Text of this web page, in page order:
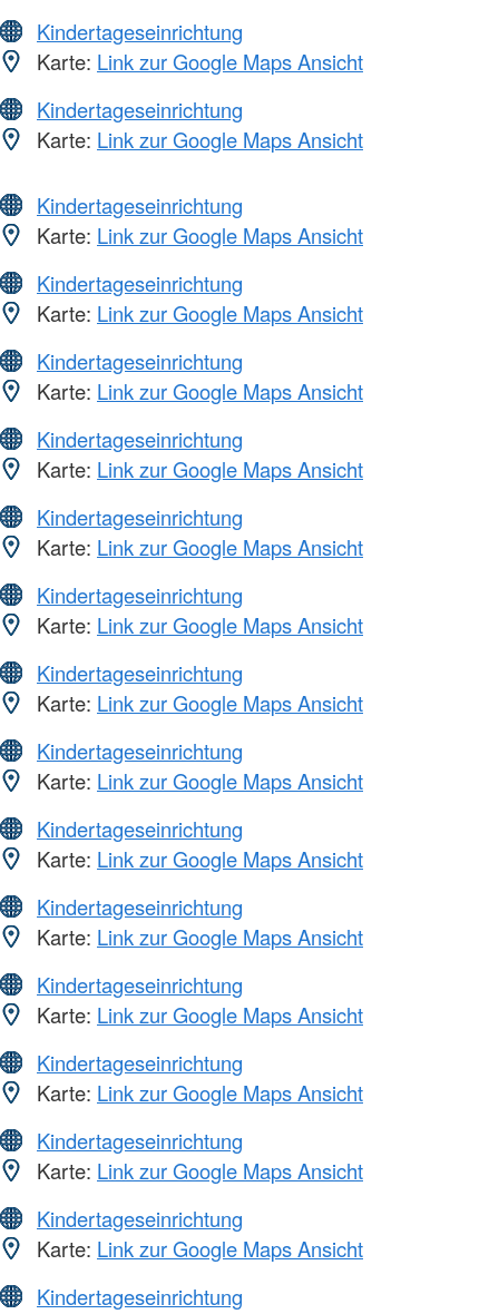
Kindertageseinrichtung
Karte: Link zur Google Maps Ansicht
Kindertageseinrichtung
Karte: Link zur Google Maps Ansicht
Kindertageseinrichtung
Karte: Link zur Google Maps Ansicht
Kindertageseinrichtung
Karte: Link zur Google Maps Ansicht
Kindertageseinrichtung
Karte: Link zur Google Maps Ansicht
Kindertageseinrichtung
Karte: Link zur Google Maps Ansicht
Kindertageseinrichtung
Karte: Link zur Google Maps Ansicht
Kindertageseinrichtung
Karte: Link zur Google Maps Ansicht
Kindertageseinrichtung
Karte: Link zur Google Maps Ansicht
Kindertageseinrichtung
Karte: Link zur Google Maps Ansicht
Kindertageseinrichtung
Karte: Link zur Google Maps Ansicht
Kindertageseinrichtung
Karte: Link zur Google Maps Ansicht
Kindertageseinrichtung
Karte: Link zur Google Maps Ansicht
Kindertageseinrichtung
Karte: Link zur Google Maps Ansicht
Kindertageseinrichtung
Karte: Link zur Google Maps Ansicht
Kindertageseinrichtung
Karte: Link zur Google Maps Ansicht
Kindertageseinrichtung